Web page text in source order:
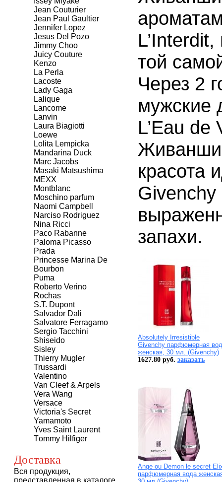
Jean Couturier
Jean Paul Gaultier
Jennifer Lopez
Jesus Del Pozo
Jimmy Choo
Juicy Couture
Kenzo
La Perla
Lacoste
Lady Gaga
Lalique
Lancome
Lanvin
Laura Biagiotti
Loewe
Lolita Lempicka
Mandarina Duck
Marc Jacobs
Masaki Matsushima
MEXX
Montblanc
Moschino parfum
Naomi Campbell
Narciso Rodriguez
Nina Ricci
Paco Rabanne
Paloma Picasso
Prada
Princesse Marina De
Bourbon
Puma
Roberto Verino
Rochas
S.T. Dupont
Salvador Dali
Salvatore Ferragamo
Sergio Tacchini
Shiseido
Sisley
Thierry Mugler
Trussardi
Valentino
Van Cleef & Arpels
Vera Wang
Versace
Victoria's Secret
Yamamoto
Yves Saint Laurent
Тommy Нilfiger
Доставка
Вся продукция,
представленная в каталоге,
той
Через 2
мужские
L’Eau
Живанши
красота
запахи.
Absolutely Irresistible
Givenchy парфюмерная
женская, 30 мл. (Givenchy)
1627.80 руб. заказать
Ange ou Demon le secret
парфюмерная вода